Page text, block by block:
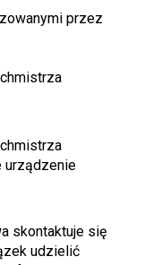
przez
urządzenie
skontaktuje się
udzielić